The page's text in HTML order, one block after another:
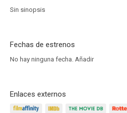
Sin sinopsis
Fechas de estrenos
No hay ninguna fecha. Añadir
Enlaces externos